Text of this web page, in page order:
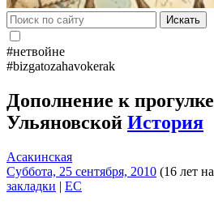
Искать
#нетвойне
#bizgatozahavokerak
Дополнение к
Ульяновской История
Асакинская
Суббота, 25 сентября, 2010 (16 лет
закладки | EC